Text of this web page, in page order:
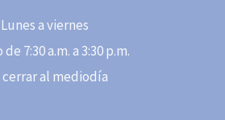
Lunes a viernes
7:30 a.m. a 3:30 p.m.
cerrar al mediodía